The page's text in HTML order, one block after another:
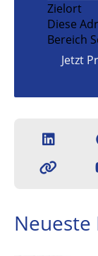
Zielort
Diese
Bereich
Jetzt
Neueste